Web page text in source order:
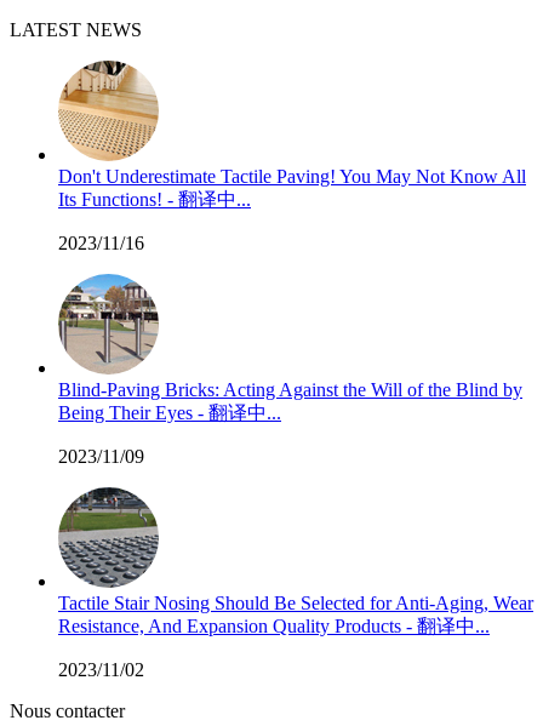
LATEST NEWS
Don't Underestimate Tactile Paving! You May Not Know All
Its Functions! - 翻译中...
2023/11/16
Blind-Paving Bricks: Acting Against the Will of the Blind by
Being Their Eyes - 翻译中...
2023/11/09
Tactile Stair Nosing Should Be Selected for Anti-Aging, Wear
Resistance, And Expansion Quality Products - 翻译中...
2023/11/02
Nous contacter